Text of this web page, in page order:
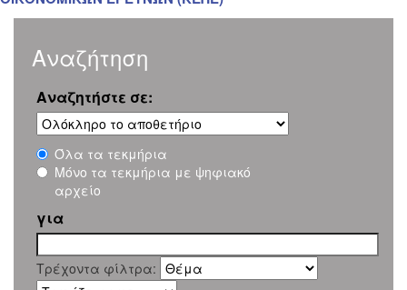
Αναζήτηση
Αναζητήστε σε:
Όλα τα τεκμήρια
Μόνο τα τεκμήρια με ψηφιακό
αρχείο
για
Τρέχοντα φίλτρα: